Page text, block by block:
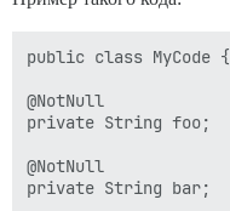
public class MyCode {
@NotNull
private String foo;
@NotNull
private String bar;